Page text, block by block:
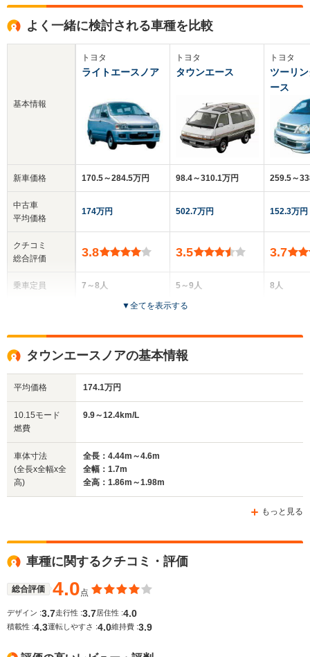
よく一緒に検討される車種を比較
基本情報
新車価格
中古車
平均価格
クチコミ
総合評価
乗車定員
サイズ
(全長x全幅x全高)
WLTCモード
燃費
トヨタ
ライトエースノア
170.5～284.5万円
174万円
3.8
7～8人
全高
1.86m～1.98m
全幅
1.7m
トヨタ
タウンエース
98.4～310.1万円
502.7万円
3.5
5～9人
4～5ドア
トヨタ
ツーリ
ース
259.5～
152.3万円
3.7
8人
▼全てを表示する
タウンエースノアの基本情報
平均価格 174.1万円
10.15モード
燃費
9.9～12.4km/L
車体寸法
(全長x全幅x全
高)
全長：4.44m～4.6m
全幅：1.7m
全高：1.86m～1.98m
もっと見る
車種に関するクチコミ・評価
総合評価 4.0点
デザイン :3.7走行性 :3.7居住性 :4.0
積載性 :4.3運転しやすさ :4.0維持費 :3.9